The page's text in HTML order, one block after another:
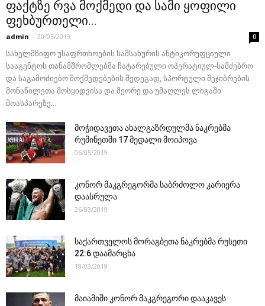
ფაქტზე რვა მოქმედი და სამი ყოფილი
ფეხბურთელი...
admin - 20/05/2019 0
სახელმწიფო უსაფრთხოების სამსახურის ანტიკორუფციული
სააგენტოს თანამშრომლებმა ჩატარებული ოპერატიულ-სამძებრო
და საგამოძიებო მოქმედებების შედეგად, სპორტული შეჯიბრების
მონაწილეთა მოსყიდვისა და მეორე და უმაღლეს ლიგაში
მოასპარეზე...
მოჭიდავეთა ახალგაზრდულმა ნაკრებმა
რუმინეთში 17 მედალი მოიპოვა
06/05/2019
კონორ მაკგრეგორმა საბრძოლო კარიერა
დაასრულა
26/03/2019
საქართველოს მორაგბეთა ნაკრებმა რუსეთი
22:6 დაამარცხა
18/03/2019
მაიამიში კონორ მაკგრეგორი დააკავეს